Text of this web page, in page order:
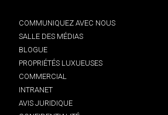
COMMUNIQUEZ AVEC NOUS
SALLE DES MÉDIAS
BLOGUE
PROPRIÉTÉS LUXUEUSES
COMMERCIAL
INTRANET
AVIS JURIDIQUE